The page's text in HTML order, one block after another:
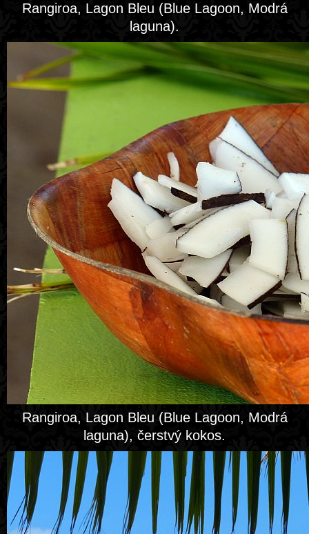
Rangiroa, Lagon Bleu (Blue Lagoon, Modrá
laguna).
Rangiroa, Lagon Bleu (Blue Lagoon, Modrá
laguna), čerstvý kokos.